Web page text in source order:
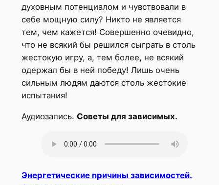
духовным потенциалом и чувствовали в
себе мощную силу? Никто не является
тем, чем кажется! Совершенно очевидно,
что не всякий бы решился сыграть в столь
жестокую игру, а, тем более, не всякий
одержал бы в ней победу! Лишь очень
сильным людям даются столь жестокие
испытания!
Аудиозапись. Советы для зависимых.
Энергетические причины зависимостей.